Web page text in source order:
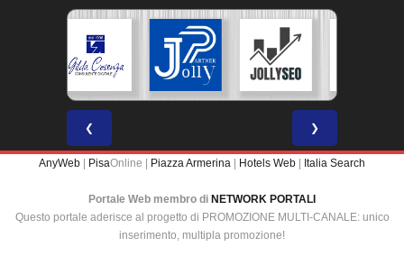
❮ ❯
AnyWeb PisaOnline | Piazza Armerina Hotels Web Italia Search
Portale Web membro di NETWORK PORTALI
Questo portale aderisce al progetto di PROMOZIONE MULTI-CANALE: unico
inserimento, multipla promozione!